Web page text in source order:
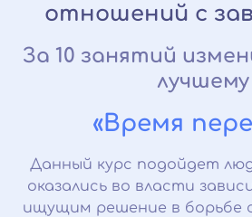
отношений с
За 10 занятий
лучшему
«Время
Данный курс подойдет
оказались во власти
ищущим решение в борьбе